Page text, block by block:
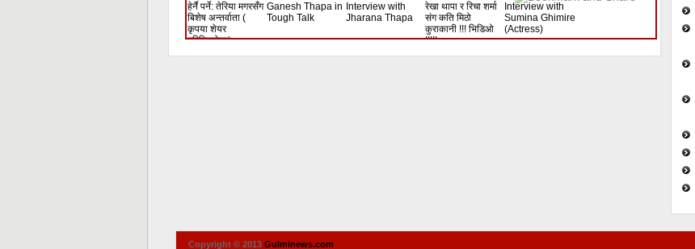
हेर्नै पर्ने: तेरिया मगरसँग
बिशेष अन्तर्वाता (
कृपया शेयर
गरिदिनुहोला)
Ganesh Thapa in
Tough Talk
Interview with
Jharana Thapa
रेखा थापा र रिचा शर्मा
संग कति मिठो
कुराकानी !!! भिडिओ
!!!!!
Interview with
Sumina Ghimire
(Actress)
Copyright © 2013 Gulminews.com